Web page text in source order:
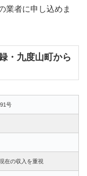
業者に申し込めま
・九度山町から
号
在の収入を重視